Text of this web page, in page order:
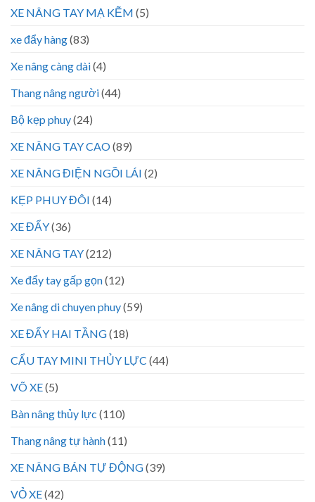
XE NÂNG TAY MẠ KẼM (5)
xe đẩy hàng(83)
Xe nâng càng dài(4)
Thang nâng người(44)
Bộ kẹp phuy(24)
XE NÂNG TAY CAO(89)
XE NÂNG ĐIỆN NGỒI LÁI (2)
KẸP PHUY ĐÔI (14)
XE ĐẨY(36)
XE NÂNG TAY(212)
Xe đẩy tay gấp gọn(12)
Xe nâng di chuyen phuy(59)
XE ĐẨY HAI TẦNG(18)
CẨU TAY MINI THỦY LỰC (44)
VÕ XE(5)
Bàn nâng thủy lực (110)
Thang nâng tự hành(11)
XE NÂNG BÁN TỰ ĐỘNG(39)
VỎ XE(42)